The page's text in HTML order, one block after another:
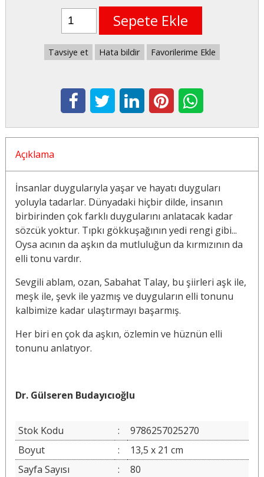
Sepete Ekle
Tavsiye et Hata bildir Favorilerime Ekle
Açıklama
İnsanlar duygularıyla yaşar ve hayatı duyguları
yoluyla tadarlar. Dünyadaki hiçbir dilde, insanın
birbirinden çok farklı duygularını anlatacak kadar
sözcük yoktur. Tıpkı gökkuşağının yedi rengi gibi...
Oysa acının da aşkın da mutluluğun da kırmızının da
elli tonu vardır.
Sevgili ablam, ozan, Sabahat Talay, bu şiirleri aşk ile,
meşk ile, şevk ile yazmış ve duyguların elli tonunu
kalbimize kadar ulaştırmayı başarmış.
Her biri en çok da aşkın, özlemin ve hüznün elli
tonunu anlatıyor.
Dr. Gülseren Budayıcıoğlu
Stok Kodu :
9786257025270
Boyut
:
13,5 x 21 cm
Sayfa Sayısı
:
80